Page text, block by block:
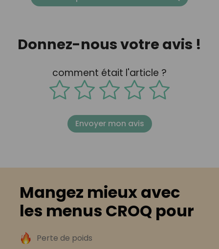
Donnez-nous votre avis !
comment était l'article ?
Envoyer mon avis
Mangez mieux avec
les menus CROQ pour
Perte de poids